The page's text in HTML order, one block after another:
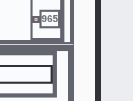
965